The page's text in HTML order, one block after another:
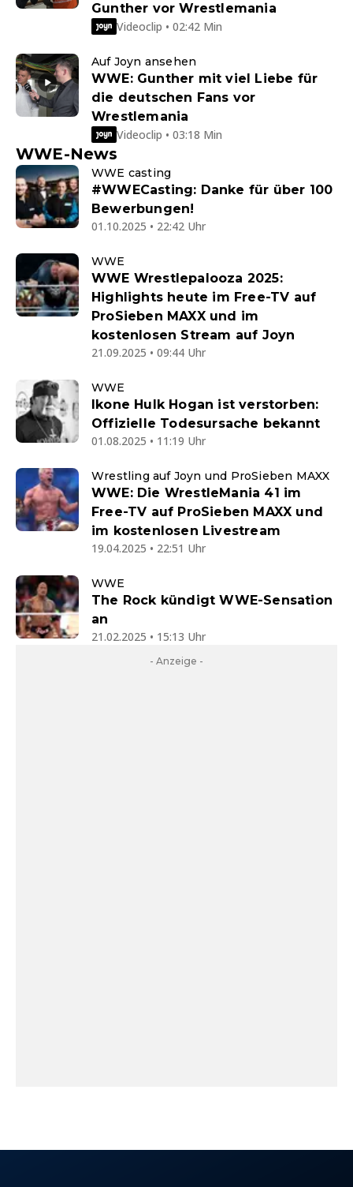
Gunther vor Wrestlemania
Videoclip • 02:42 Min
Auf Joyn ansehen
WWE: Gunther mit viel Liebe für
die deutschen Fans vor
Wrestlemania
Videoclip • 03:18 Min
WWE-News
WWE casting
#WWECasting: Danke für über 100
Bewerbungen!
01.10.2025 • 22:42 Uhr
WWE
WWE Wrestlepalooza 2025:
Highlights heute im Free-TV auf
ProSieben MAXX und im
kostenlosen Stream auf Joyn
21.09.2025 • 09:44 Uhr
WWE
Ikone Hulk Hogan ist verstorben:
Offizielle Todesursache bekannt
01.08.2025 • 11:19 Uhr
Wrestling auf Joyn und ProSieben MAXX
WWE: Die WrestleMania 41 im
Free-TV auf ProSieben MAXX und
im kostenlosen Livestream
19.04.2025 • 22:51 Uhr
WWE
The Rock kündigt WWE-Sensation
an
21.02.2025 • 15:13 Uhr
- Anzeige -